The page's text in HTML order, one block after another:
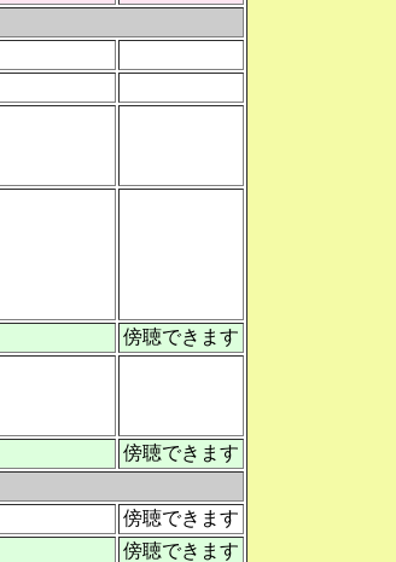
傍聴できます
傍聴できます
傍聴できます
傍聴できます